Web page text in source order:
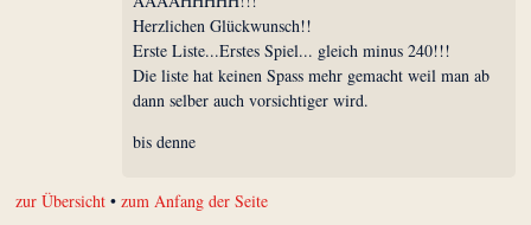
Herzlichen Glückwunsch!!
Erste Liste...Erstes Spiel... gleich minus 240!!!
Die liste hat keinen Spass mehr gemacht weil man ab
dann selber auch vorsichtiger wird.
bis denne
zur Übersicht •zum Anfang der Seite